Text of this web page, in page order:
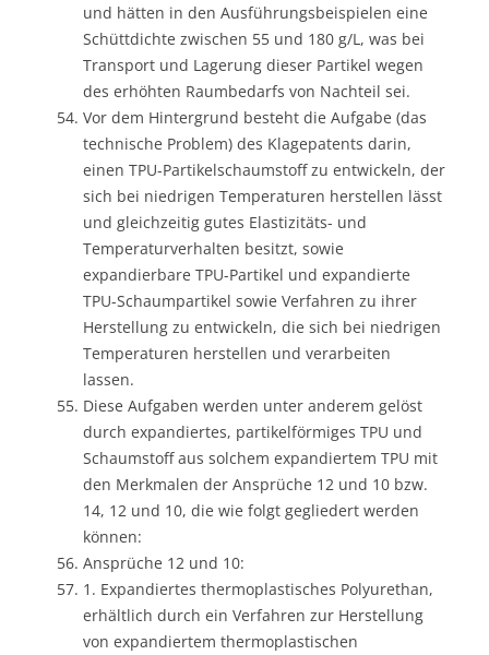
und hätten in den Ausführungsbeispielen eine
Schüttdichte zwischen 55 und 180 g/L, was bei
Transport und Lagerung dieser Partikel wegen
des erhöhten Raumbedarfs von Nachteil sei.
Vor dem Hintergrund besteht die Aufgabe (das
technische Problem) des Klagepatents darin,
einen TPU-Partikelschaumstoff zu entwickeln, der
sich bei niedrigen Temperaturen herstellen lässt
und gleichzeitig gutes Elastizitäts- und
Temperaturverhalten besitzt, sowie
expandierbare TPU-Partikel und expandierte
TPU-Schaumpartikel sowie Verfahren zu ihrer
Herstellung zu entwickeln, die sich bei niedrigen
Temperaturen herstellen und verarbeiten
lassen.
Diese Aufgaben werden unter anderem gelöst
durch expandiertes, partikelförmiges TPU und
Schaumstoff aus solchem expandiertem TPU mit
den Merkmalen der Ansprüche 12 und 10 bzw.
14, 12 und 10, die wie folgt gegliedert werden
können:
Ansprüche 12 und 10:
1. Expandiertes thermoplastisches Polyurethan,
erhältlich durch ein Verfahren zur Herstellung
von expandiertem thermoplastischen